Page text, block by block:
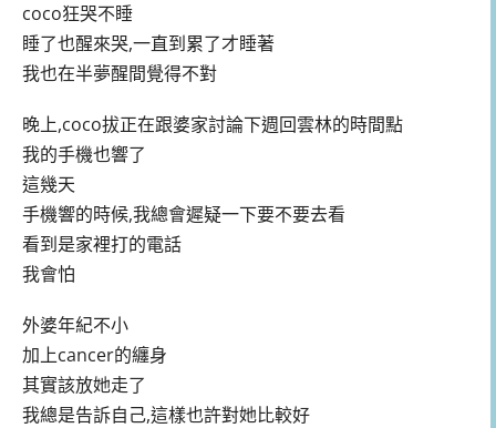
coco狂哭不睡
睡了也醒來哭,一直到累了才睡著
我也在半夢醒間覺得不對
晚上,coco拔正在跟婆家討論下週回雲林的時間點
我的手機也響了
這幾天
手機響的時候,我總會遲疑一下要不要去看
看到是家裡打的電話
我會怕
外婆年紀不小
加上cancer的纏身
其實該放她走了
我總是告訴自己,這樣也許對她比較好